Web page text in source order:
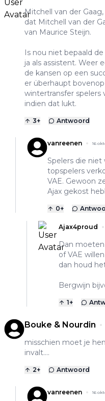
Mitchell van der
dat Mitchell van der
van Maurice Steijn.
Is nou niet bepaald
ja als assistent. Weer
de kansen op een
er überhaupt
wintertransfer spelers
indien dat lukt.
3+ Antwoord
vanreenen 16
Spelers die niet
topspelers
VAE. Gewoon
Ajax gekost
0+
Ajax4proud
Dan moeten
of VAE
dan houd
Bergwijn
1+
Bouke & Nourdin
misschien moet je
invalt....
2+ Antwoord
vanreenen 16